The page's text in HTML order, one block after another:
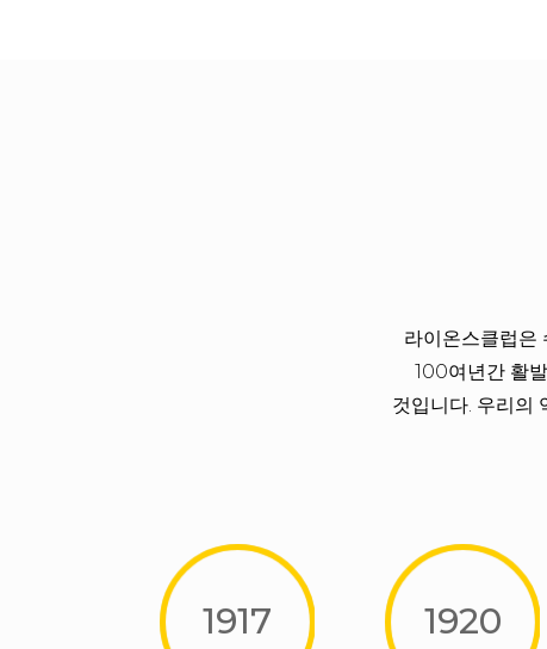
라이온스클럽은
100여년간 활
것입니다. 우리의
1917 1920